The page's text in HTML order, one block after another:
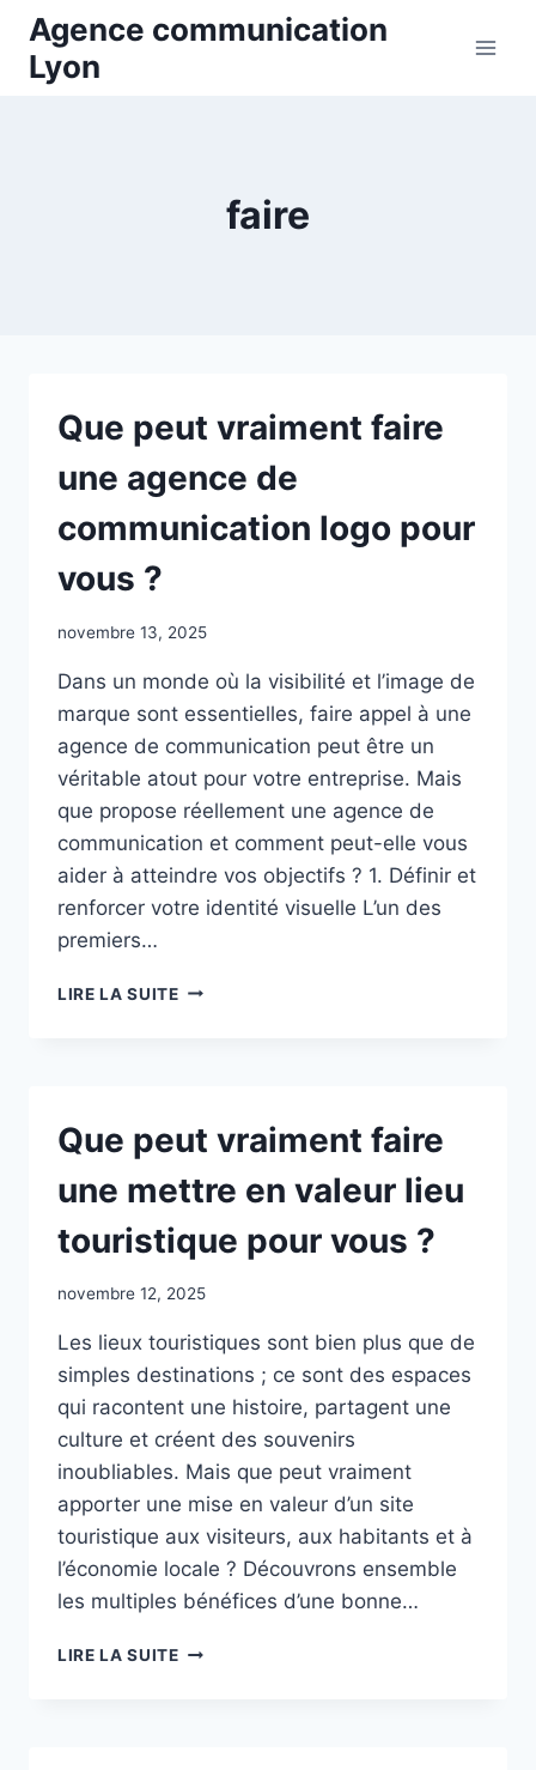
Aller
contenu
Agence communication
Lyon
faire
Que peut vraiment faire
une agence de
communication logo pour
vous ?
novembre 13, 2025
Dans un monde où la visibilité et l’image de
marque sont essentielles, faire appel à une
agence de communication peut être un
véritable atout pour votre entreprise. Mais
que propose réellement une agence de
communication et comment peut-elle vous
aider à atteindre vos objectifs ? 1. Définir et
renforcer votre identité visuelle L’un des
premiers…
LIRE LA SUITEQUE
DE
LOGO
VOUS
Que peut vraiment faire
une mettre en valeur lieu
touristique pour vous ?
novembre 12, 2025
Les lieux touristiques sont bien plus que de
simples destinations ; ce sont des espaces
qui racontent une histoire, partagent une
culture et créent des souvenirs
inoubliables. Mais que peut vraiment
apporter une mise en valeur d’un site
touristique aux visiteurs, aux habitants et à
l’économie locale ? Découvrons ensemble
les multiples bénéfices d’une bonne…
LIRE LA SUITEQUE